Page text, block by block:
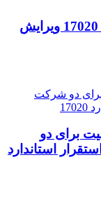
در کمیسیون اولیه تجدید نظر استاندارد 17020 ویرایش
برای دو
استاندارد